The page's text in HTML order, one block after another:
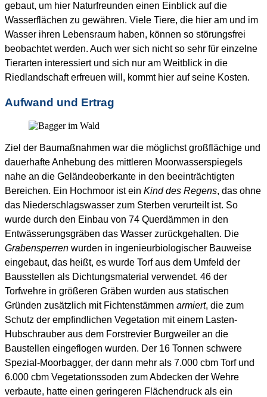
gebaut, um hier Naturfreunden einen Einblick auf die
Wasserflächen zu gewähren. Viele Tiere, die hier am und im
Wasser ihren Lebensraum haben, können so störungsfrei
beobachtet werden. Auch wer sich nicht so sehr für einzelne
Tierarten interessiert und sich nur am Weitblick in die
Riedlandschaft erfreuen will, kommt hier auf seine Kosten.
Aufwand und Ertrag
Ziel der Baumaßnahmen war die möglichst großflächige und
dauerhafte Anhebung des mittleren Moorwasserspiegels
nahe an die Geländeoberkante in den beeinträchtigten
Bereichen. Ein Hochmoor ist ein Kind des Regens, das ohne
das Niederschlagswasser zum Sterben verurteilt ist. So
wurde durch den Einbau von 74 Querdämmen in den
Entwässerungsgräben das Wasser zurückgehalten. Die
Grabensperren wurden in ingenieurbiologischer Bauweise
eingebaut, das heißt, es wurde Torf aus dem Umfeld der
Bausstellen als Dichtungsmaterial verwendet. 46 der
Torfwehre in größeren Gräben wurden aus statischen
Gründen zusätzlich mit Fichtenstämmen armiert, die zum
Schutz der empfindlichen Vegetation mit einem Lasten-
Hubschrauber aus dem Forstrevier Burgweiler an die
Baustellen eingeflogen wurden. Der 16 Tonnen schwere
Spezial-Moorbagger, der dann mehr als 7.000 cbm Torf und
6.000 cbm Vegetationssoden zum Abdecken der Wehre
verbaute, hatte einen geringeren Flächendruck als ein